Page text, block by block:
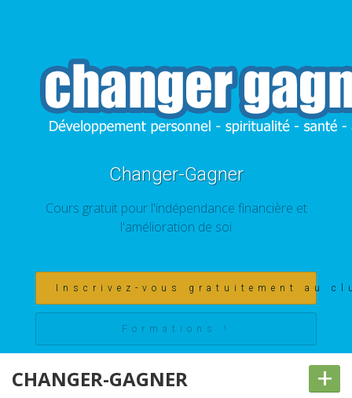
Changer-Gagner
Cours gratuit pour l'indépendance financière et
l'amélioration de soi
Inscrivez-vous gratuitement au
Formations !
CHANGER-GAGNER +